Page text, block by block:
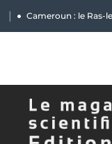
| Cameroun : le Ras-